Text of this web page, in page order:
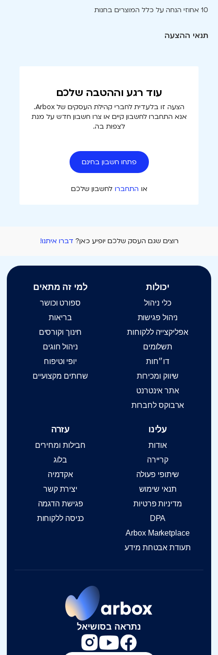
10 אחוזי הנחה על כלל המוצרים בחנות
תנאי ההצעה
עוד רגע וההטבה שלכם
הצעה זו בלעדית לחברי קהילת העסקים של Arbox.
אנא התחברו לחשבון קיים או צרו חשבון חדש על מנת
לצפות בה.
פתחו חשבון בחינם
או התחברו לחשבון שלכם
רוצים שגם העסק שלכם יופיע כאן? דברו איתנו!
נתראה בסושיאל
יכולות
כלי ניהול
ניהול פגישות
אפליקצייה ללקוחות
תשלומים
דו״חות
שיווק ומכירות
אתר אינטרנט
ארבוקס לחברות
למי זה מתאים
ספורט וכושר
בריאות
חינוך וקורסים
ניהול חוגים
יופי וטיפוח
שרותים מקצועיים
עלינו
אודות
קריירה
שיתופי פעולה
תנאי שימוש
מדיניות פרטיות
DPA
Arbox Marketplace
תעודת אבטחת מידע
עזרה
חבילות ומחירים
בלוג
אקדמיה
יצירת קשר
פגישת הדגמה
כניסה ללקוחות